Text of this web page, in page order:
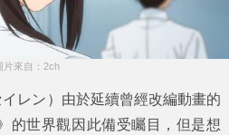
片來自：2ch
イレン）由於延續曾經改編動畫的
的世界觀因此備受矚目，但是想